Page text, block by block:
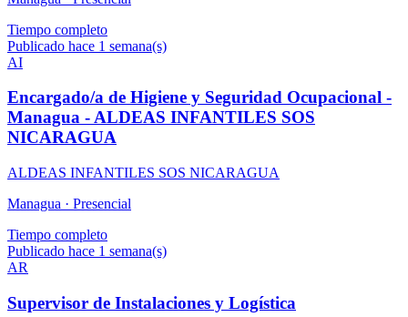
Tiempo completo
Publicado hace 1 semana(s)
AI
Encargado/a de Higiene y Seguridad Ocupacional -
Managua - ALDEAS INFANTILES SOS
NICARAGUA
ALDEAS INFANTILES SOS NICARAGUA
Managua · Presencial
Tiempo completo
Publicado hace 1 semana(s)
AR
Supervisor de Instalaciones y Logística